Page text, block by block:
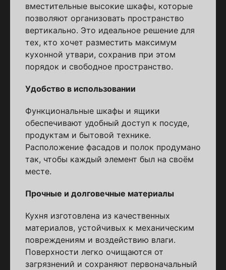
вместительные высокие шкафы, которые
позволяют организовать пространство
вертикально. Это идеальное решение для
тех, кто хочет разместить максимум
кухонной утвари, сохранив при этом
порядок и свободное пространство.
Удобство в использовании
Функциональные шкафы и ящики
обеспечивают удобный доступ к посуде,
продуктам и бытовой технике.
Расположение фасадов и полок продумано
так, чтобы каждый элемент был на своём
месте.
Прочные и долговечные материалы
Кухня изготовлена из качественных
материалов, устойчивых к механическим
повреждениям и воздействию влаги.
Поверхности легко очищаются от
загрязнений и сохраняют первоначальный